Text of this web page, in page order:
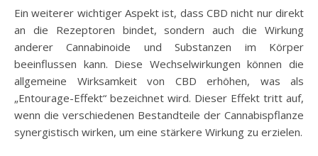
Ein weiterer wichtiger Aspekt ist, dass CBD nicht nur direkt
an die Rezeptoren bindet, sondern auch die Wirkung
anderer Cannabinoide und Substanzen im Körper
beeinflussen kann. Diese Wechselwirkungen können die
allgemeine Wirksamkeit von CBD erhöhen, was als
„Entourage-Effekt“ bezeichnet wird. Dieser Effekt tritt auf,
wenn die verschiedenen Bestandteile der Cannabispflanze
synergistisch wirken, um eine stärkere Wirkung zu erzielen.